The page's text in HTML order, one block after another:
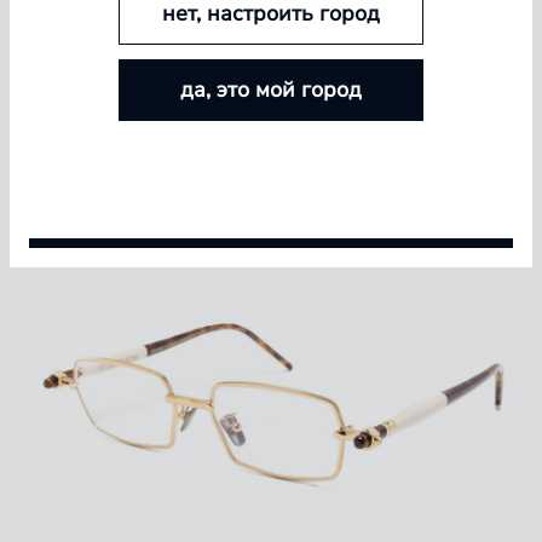
БОЛЬШЕ ЛИНЗ — БОЛЬШЕ СКИДКА
Покупайте контактные линзы Airway и увеличивайте
размер скидки — от 5% до 15%
нет, настроить город
да, это мой город